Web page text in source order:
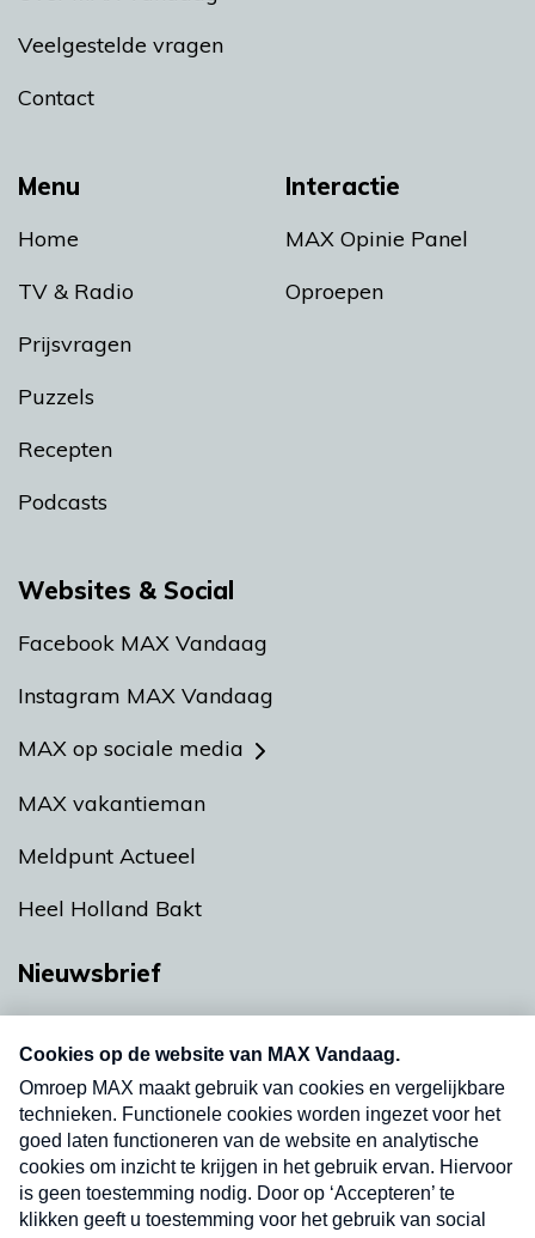
Menu
Home
TV & Radio
Prijsvragen
Puzzels
Recepten
Podcasts
Interactie
MAX Opinie Panel
Oproepen
Veelgestelde vragen
Contact
Websites & Social
Facebook MAX Vandaag
Instagram MAX Vandaag
MAX op sociale media
MAX vakantieman
Meldpunt Actueel
Heel Holland Bakt
Nieuwsbrief
nieuwsbrief. Elke vrijdag- en dinsdagochtend in
uw mailbox.
Verzend